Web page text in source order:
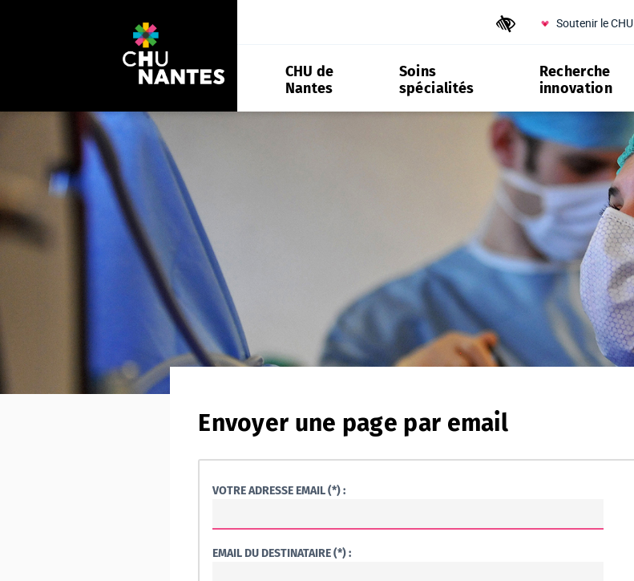
Outils d'accessibilité
Soutenir le CHU
CHU de
Nantes
Soins
spécialités
Recherche
innovation
Envoyer une page par email
VOTRE ADRESSE EMAIL (*) :
EMAIL DU DESTINATAIRE (*) :